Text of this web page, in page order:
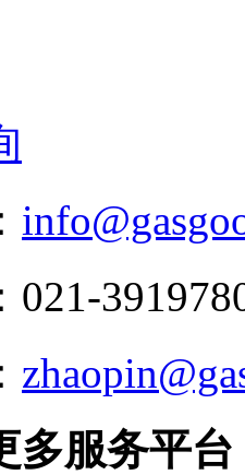
多服务平台